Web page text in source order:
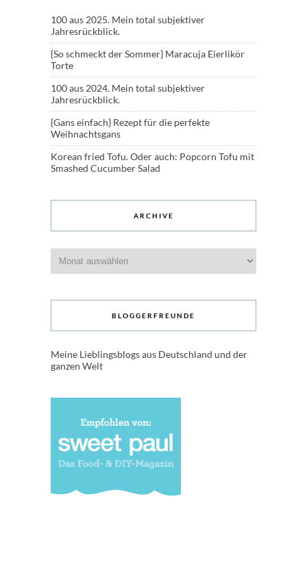
100 aus 2025. Mein total subjektiver
Jahresrückblick.
{So schmeckt der Sommer} Maracuja Eierlikör
Torte
100 aus 2024. Mein total subjektiver
Jahresrückblick.
{Gans einfach} Rezept für die perfekte
Weihnachtsgans
Korean fried Tofu. Oder auch: Popcorn Tofu mit
Smashed Cucumber Salad
ARCHIVE
BLOGGERFREUNDE
Meine Lieblingsblogs aus Deutschland und der
ganzen Welt